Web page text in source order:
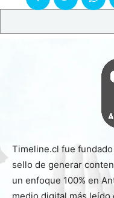
Timeline.cl fue
sello de generar
un enfoque 100% en
medio digital más